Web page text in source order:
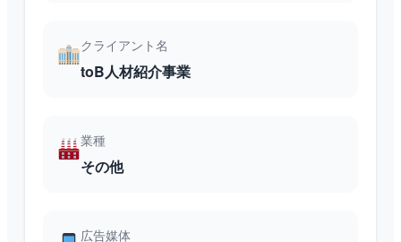
クライアント名
toB人材紹介事業
業種
その他
広告媒体